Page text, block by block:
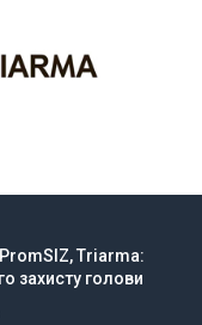
Triarma:
захисту голови